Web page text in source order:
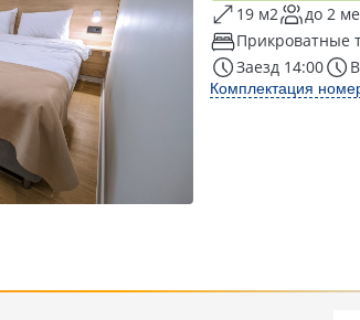
19 м2 до 2
Прикроватные
Заезд 14:00
Комплектация